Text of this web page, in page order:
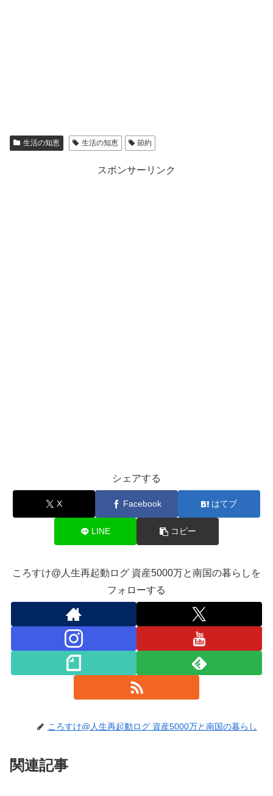
生活の知恵 生活の知恵 節約
スポンサーリンク
シェアする
X Facebook はてブ
LINE コピー
ころすけ@人生再起動ログ 資産5000万と南国の暮らしを
フォローする
ころすけ@人生再起動ログ 資産5000万と南国の暮らし
関連記事